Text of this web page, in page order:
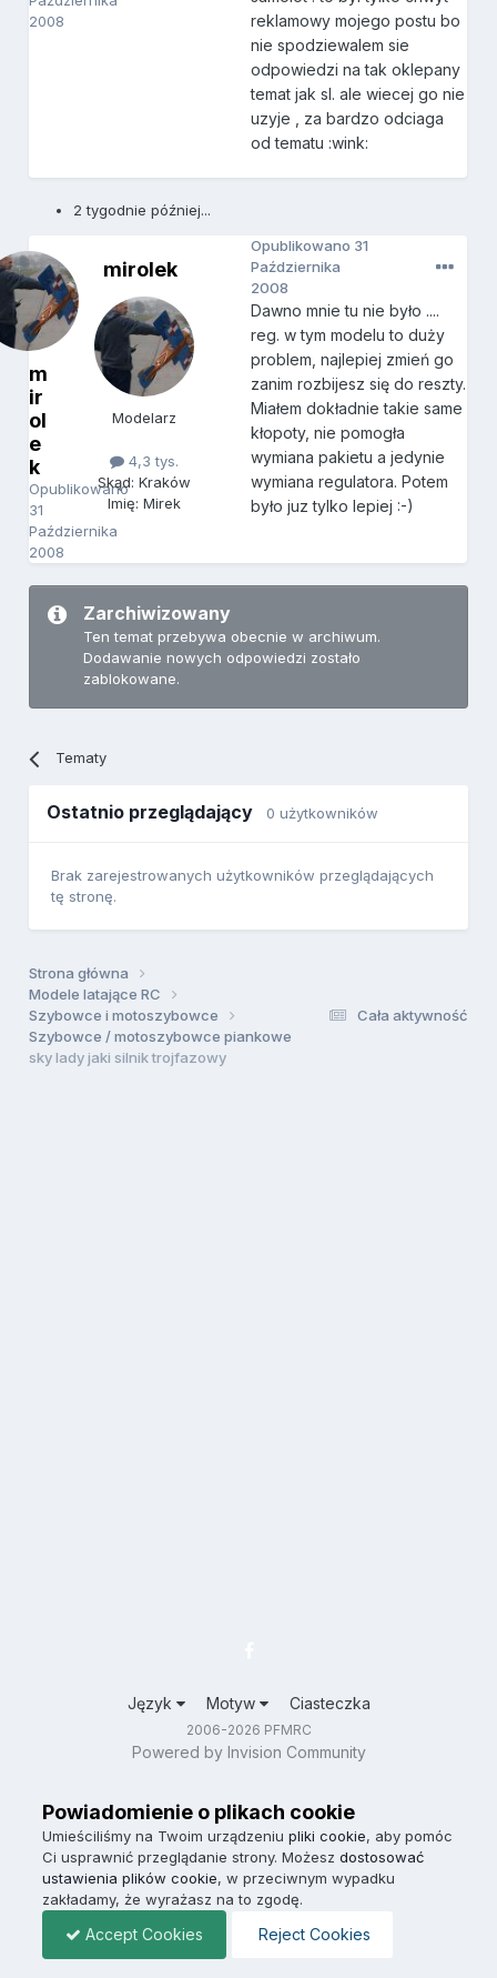
2008
reklamowy mojego postu bo
nie spodziewalem sie
odpowiedzi na tak oklepany
temat jak sl. ale wiecej go nie
uzyje , za bardzo odciaga
od tematu :wink:
2 tygodnie później...
m
ir
ol
e
k
Opublikowano
31
Października
2008
mirolek
Modelarz
4,3 tys.
Skąd: Kraków
Imię: Mirek
Opublikowano 31
Października
2008
Dawno mnie tu nie było ....
reg. w tym modelu to duży
problem, najlepiej zmień go
zanim rozbijesz się do reszty.
Miałem dokładnie takie same
kłopoty, nie pomogła
wymiana pakietu a jedynie
wymiana regulatora. Potem
było juz tylko lepiej :-)
Zarchiwizowany
Ten temat przebywa obecnie w archiwum.
Dodawanie nowych odpowiedzi zostało
zablokowane.
Tematy
Ostatnio przeglądający 0 użytkowników
Brak zarejestrowanych użytkowników przeglądających
tę stronę.
Cała aktywność
Strona główna
Modele latające RC
Szybowce i motoszybowce
Szybowce / motoszybowce piankowe
sky lady jaki silnik trojfazowy
Język Motyw Ciasteczka
2006-2026 PFMRC
Powered by Invision Community
Powiadomienie o plikach cookie
Umieściliśmy na Twoim urządzeniu pliki cookie, aby pomóc
Ci usprawnić przeglądanie strony. Możesz dostosować
ustawienia plików cookie, w przeciwnym wypadku
zakładamy, że wyrażasz na to zgodę.
Accept Cookies Reject Cookies